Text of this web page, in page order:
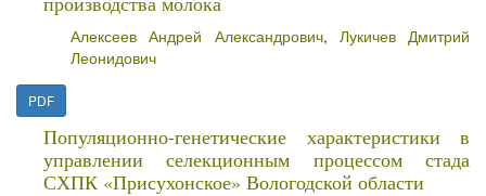
Алексеев Андрей Александрович, Лукичев Дмитрий
Леонидович
PDF
Популяционно-генетические характеристики в
управлении селекционным процессом стада
СХПК «Присухонское» Вологодской области